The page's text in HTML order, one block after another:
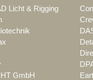
Licht & Rigging
GmbH